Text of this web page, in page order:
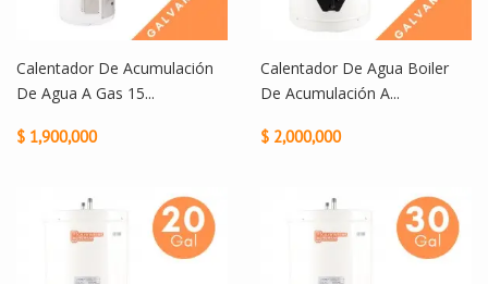
Calentador De Acumulación
De Agua A Gas 15...
$ 1,900,000
Calentador De Agua Boiler
De Acumulación A...
$ 2,000,000